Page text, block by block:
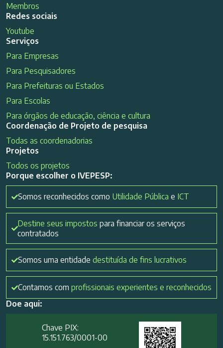
Membros
Redes sociais
Youtube
Serviços
Para Empresas
Para Pesquisadores
Para Prefeituras ou Estados
Para Escolas
Para órgãos de educação, ciência e cultura
Coordenação de Projeto de pesquisa
Todas as coordenadorias
Projetos
Todos os projetos
Porque escolher o IVEPESP:
Somos reconhecidos como Utilidade Pública e ICT
Destine seus impostos para financiar os serviços
contratados
Somos uma entidade destituída de fins lucrativos
Contamos com profissionais experientes e reconhecidos
Doe aqui:
Chave PIX:
15.151.763/0001-00​